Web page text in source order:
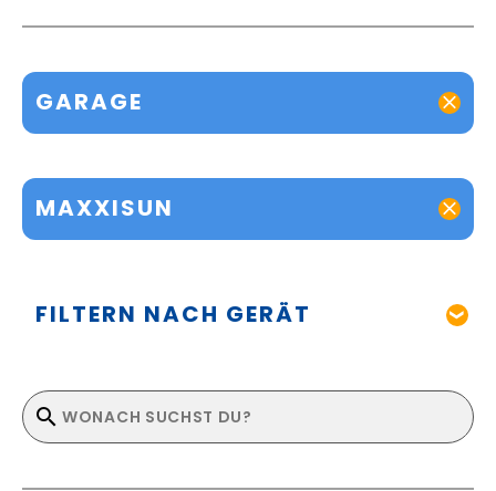
GARAGE
MAXXISUN
FILTERN NACH GERÄT